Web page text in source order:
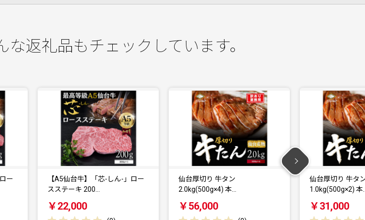
返礼品もチェックしています。
芯-しん-」ロー
仙台厚切り 牛タン
2.0kg(500g×4) 本…
￥56,000
仙台厚切り 牛タン
1.0kg(500g×2) 本…
￥31,000
仙台
塩味
￥